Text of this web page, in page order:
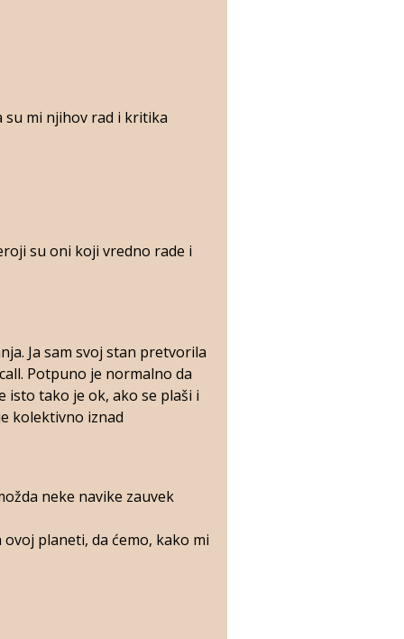
su mi njihov rad i kritika
su oni koji vredno rade i
Ja sam svoj stan pretvorila
Potpuno je normalno da
isto tako je ok, ako se plaši i
kolektivno iznad
neke navike zauvek
planeti, da ćemo, kako mi